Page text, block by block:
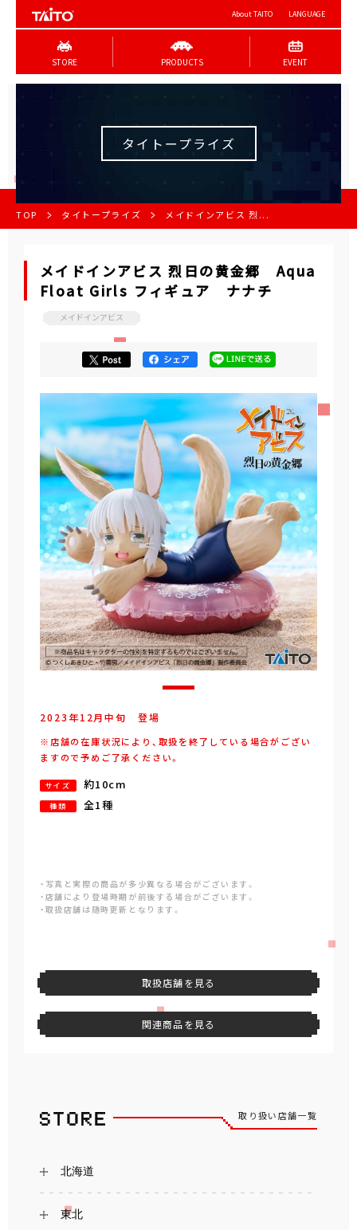
About TAITO LANGUAGE
STORE PRODUCTS EVENT
タイトープライズ
TOP タイトープライズ メイドインアビス 烈...
メイドインアビス 烈日の黄金郷 Aqua
Float Girls フィギュア ナナチ
メイドインアビス
2023年12月中旬 登場
※店舗の在庫状況により、取扱を終了している場合がござい
ますので予めご了承ください。
サイズ 約10cm
種類 全1種
・写真と実際の商品が多少異なる場合がございます。
・店舗により登場時期が前後する場合がございます。
・取扱店舗は随時更新となります。
取扱店舗を見る
関連商品を見る
取り扱い店舗一覧
北海道
東北